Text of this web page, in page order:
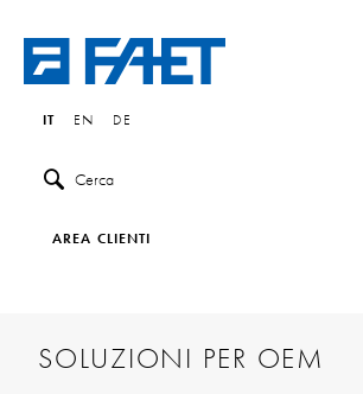
IT EN DE
Cerca
AREA CLIENTI
SOLUZIONI PER OEM